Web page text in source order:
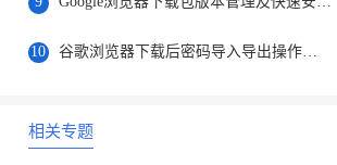
10 谷歌浏览器下载后密码导入导出操作技巧分享
相关专题